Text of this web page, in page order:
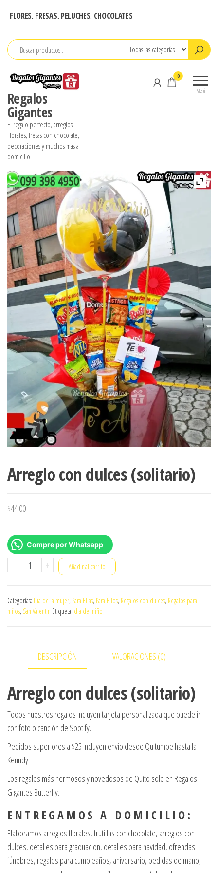
contenido
FLORES, FRESAS, PELUCHES, CHOCOLATES
Regalos
Gigantes
El regalo perfecto, arreglos
Florales, fresas con chocolate,
decoraciones y muchos mas a
domicilio.
Menú
0
Arreglo con dulces (solitario)
$44.00
Compre por Whatsapp
-
Arreglo
(solitario)
cantidad
+ Añadir al carrito
Categorías: Dia de la mujer, Para Ellas, Para Ellos, Regalos con dulces, Regalos para
niños, San Valentin Etiqueta: dia del niño
DESCRIPCIÓN VALORACIONES (0)
Arreglo con dulces (solitario)
Todos nuestros regalos incluyen tarjeta personalizada que puede ir
con foto o canción de Spotify.
Pedidos superiores a $25 incluyen envio desde Quitumbe hasta la
Kenndy.
Los regalos más hermosos y novedosos de Quito solo en Regalos
Gigantes Butterfly.
E N T R E G A M O S A D O M I C I L I O :
Elaboramos arreglos florales, frutillas con chocolate, arreglos con
dulces, detalles para graduacion, detalles para navidad, ofrendas
fúnebres, regalos para cumpleaños, aniversario, pedidas de mano,